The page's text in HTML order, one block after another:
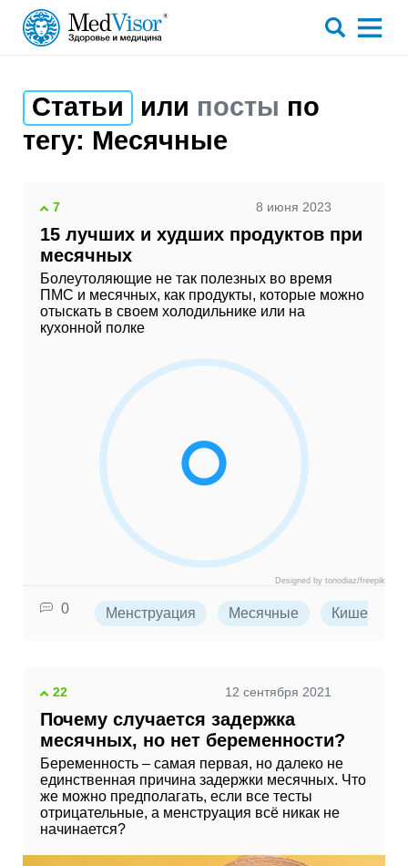
Статьи или посты по
тегу: Месячные
7 8 июня 2023
15 лучших и худших продуктов при
месячных
Болеутоляющие не так полезных во время
ПМС и месячных, как продукты, которые можно
отыскать в своем холодильнике или на
кухонной полке
Designed by tonodiaz/freepik
0 Менструация Месячные Кишечник
22 12 сентября 2021
Почему случается задержка
месячных, но нет беременности?
Беременность – самая первая, но далеко не
единственная причина задержки месячных. Что
же можно предполагать, если все тесты
отрицательные, а менструация всё никак не
начинается?